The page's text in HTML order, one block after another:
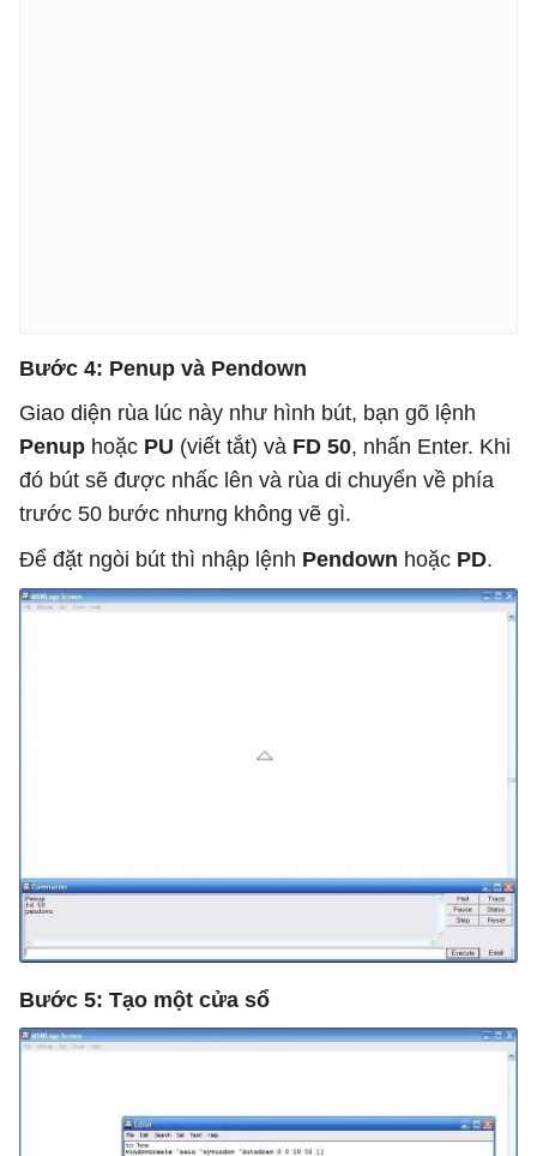
Bước 4: Penup và Pendown
Giao diện rùa lúc này như hình bút, bạn gõ lệnh
Penup hoặc PU (viết tắt) và FD 50, nhấn Enter. Khi
đó bút sẽ được nhấc lên và rùa di chuyển về phía
trước 50 bước nhưng không vẽ gì.
Để đặt ngòi bút thì nhập lệnh Pendown hoặc PD.
Bước 5: Tạo một cửa sổ